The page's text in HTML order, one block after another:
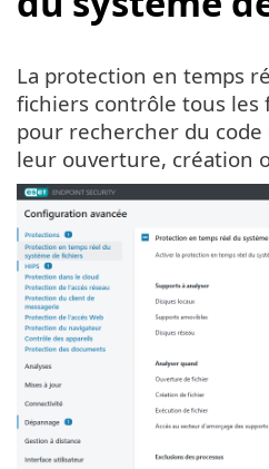
La protection en temps
fichiers contrôle tous les
pour rechercher du
leur ouverture, création